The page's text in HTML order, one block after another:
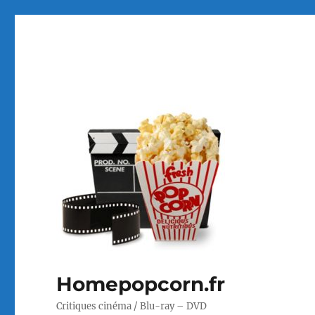
Homepopcorn.fr
Critiques cinéma / Blu-ray – DVD